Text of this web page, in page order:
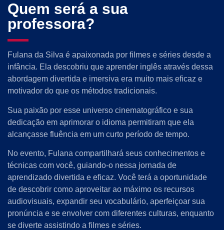
Quem será a sua
professora?
Fulana da Silva é apaixonada por filmes e séries desde a
infância. Ela descobriu que aprender inglês através dessa
abordagem divertida e imersiva era muito mais eficaz e
motivador do que os métodos tradicionais.
Sua paixão por esse universo cinematográfico e sua
dedicação em aprimorar o idioma permitiram que ela
alcançasse fluência em um curto período de tempo.
No evento, Fulana compartilhará seus conhecimentos e
técnicas com você, guiando-o nessa jornada de
aprendizado divertida e eficaz. Você terá a oportunidade
de descobrir como aproveitar ao máximo os recursos
audiovisuais, expandir seu vocabulário, aperfeiçoar sua
pronúncia e se envolver com diferentes culturas, enquanto
se diverte assistindo a filmes e séries.